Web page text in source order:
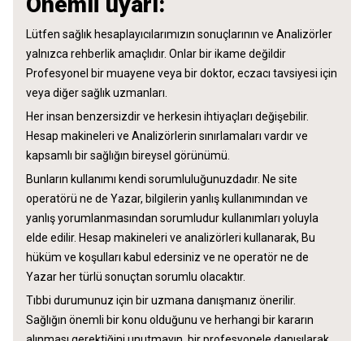
Lütfen sağlık hesaplayıcılarımızın sonuçlarının ve Analizörler
yalnızca rehberlik amaçlıdır. Onlar bir ikame değildir
Profesyonel bir muayene veya bir doktor, eczacı tavsiyesi için
veya diğer sağlık uzmanları.
Her insan benzersizdir ve herkesin ihtiyaçları değişebilir.
Hesap makineleri ve Analizörlerin sınırlamaları vardır ve
kapsamlı bir sağlığın bireysel görünümü.
Bunların kullanımı kendi sorumluluğunuzdadır. Ne site
operatörü ne de Yazar, bilgilerin yanlış kullanımından ve
yanlış yorumlanmasından sorumludur kullanımları yoluyla
elde edilir. Hesap makineleri ve analizörleri kullanarak, Bu
hüküm ve koşulları kabul edersiniz ve ne operatör ne de
Yazar her türlü sonuçtan sorumlu olacaktır.
Tıbbi durumunuz için bir uzmana danışmanız önerilir.
Sağlığın önemli bir konu olduğunu ve herhangi bir kararın